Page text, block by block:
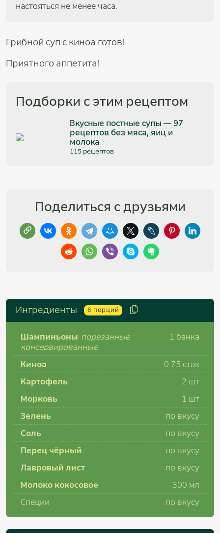
настояться не менее часа.
Грибной суп с киноа готов!
Приятного аппетита!
Подборки с этим рецептом
Вкусные постные супы — 97
рецептов без мяса, яиц и
молока
115 рецептов
Поделиться с друзьями
Ингредиенты 6 порций
Шампиньоны порезанные
консервированные
1 банка
Киноа
0.75 стак
Картофель
2 шт
Морковь
1 шт
Зелень
по вкусу
Соль
по вкусу
Перец чёрный
по вкусу
Лавровый лист
по вкусу
Молоко кокосовое
300 мл
Специи
по вкусу